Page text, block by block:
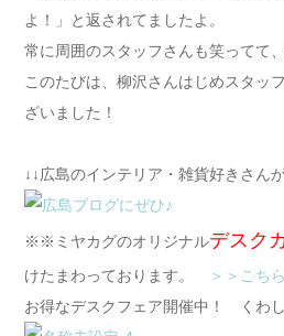
よ！」と返されてましたよ。
常に周囲のスタッフさんも笑ってて
このたびは、柳沢さんはじめスタッ
ざいました！
↓↓広島のインテリア・雑貨好きさん
※※ミヤカグのオリジナルデスク
けたまわっております。
＞＞こち
お得なデスクフェア開催中！ くわ